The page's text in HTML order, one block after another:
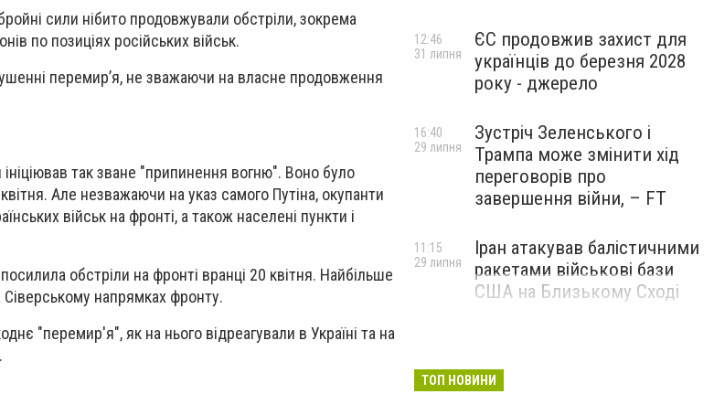
сили нібито продовжували обстріли, зокрема
по позиціях російських військ.
перемир’я, не зважаючи на власне продовження
так зване "припинення вогню". Воно було
Але незважаючи на указ самого Путіна, окупанти
військ на фронті, а також населені пункти і
обстріли на фронті вранці 20 квітня. Найбільше
напрямках фронту.
"перемир'я", як на нього відреагували в Україні та на
ЄС продовжив захист для
українців до березня 2028
року - джерело
12:46
31 липня
Зустріч Зеленського і
Трампа може змінити хід
переговорів про
завершення війни, – FT
16:40
29 липня
Іран атакував балістичними
ракетами військові бази
США на Близькому Сході
11:15
29 липня
ТОП НОВИНИ